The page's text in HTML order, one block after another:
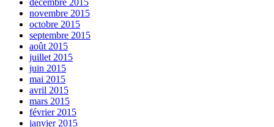
novembre 2015
octobre 2015
septembre 2015
août 2015
juillet 2015
juin 2015
mai 2015
avril 2015
mars 2015
février 2015
janvier 2015